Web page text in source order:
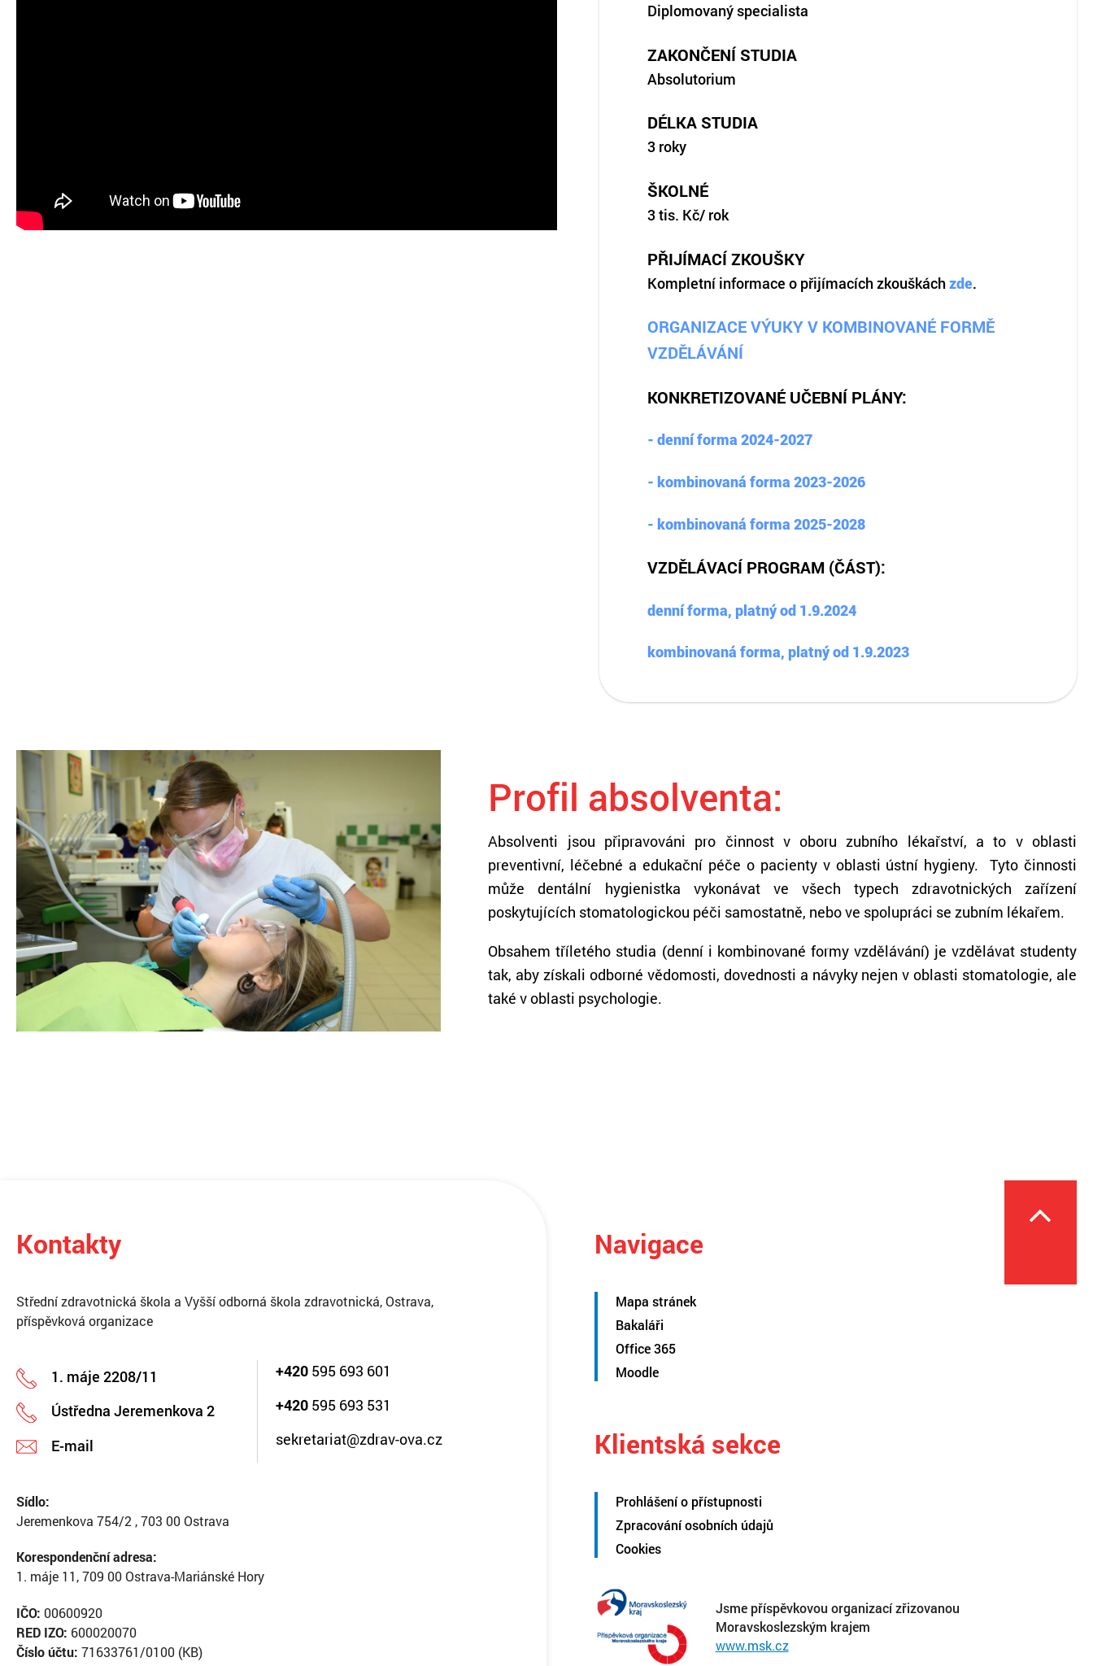
Diplomovaný specialista
ZAKONČENÍ STUDIA
Absolutorium
DÉLKA STUDIA
3 roky
ŠKOLNÉ
3 tis. Kč/ rok
PŘIJÍMACÍ ZKOUŠKY
Kompletní informace o přijímacích zkouškáchzde.
ORGANIZACE VÝUKY V KOMBINOVANÉ FORMĚ
VZDĚLÁVÁNÍ
KONKRETIZOVANÉ UČEBNÍ PLÁNY:
- denní forma 2024-2027
- kombinovaná forma 2023-2026
- kombinovaná forma 2025-2028
VZDĚLÁVACÍ PROGRAM (ČÁST):
denní forma, platný od 1.9.2024
kombinovaná forma, platný od 1.9.2023
Profil absolventa:
Absolventi jsou připravováni pro činnost v oboru zubního lékařství, a to v oblasti
preventivní, léčebné a edukační péče o pacienty v oblasti ústní hygieny. Tyto činnosti
může dentální hygienistka vykonávat ve všech typech zdravotnických zařízení
poskytujících stomatologickou péči samostatně, nebo ve spolupráci se zubním lékařem.
Obsahem tříletého studia (denní i kombinované formy vzdělávání) je vzdělávat studenty
tak, aby získali odborné vědomosti, dovednosti a návyky nejen v oblasti stomatologie, ale
také v oblasti psychologie.
Kontakty
Střední zdravotnická škola a Vyšší odborná škola zdravotnická, Ostrava,
příspěvková organizace
1. máje 2208/11 +420 595 693 601
Ústředna Jeremenkova 2 +420 595 693 531
E-mail sekretariat@zdrav-ova.cz
Sídlo:
Jeremenkova 754/2 , 703 00 Ostrava
Korespondenční adresa:
1. máje 11, 709 00 Ostrava-Mariánské Hory
IČO: 00600920
RED IZO: 600020070
Číslo účtu: 71633761/0100 (KB)
Navigace
Mapa stránek
Bakaláři
Office 365
Moodle
Klientská sekce
Prohlášení o přístupnosti
Zpracování osobních údajů
Cookies
Jsme příspěvkovou organizací zřizovanou
Moravskoslezským krajem
www.msk.cz